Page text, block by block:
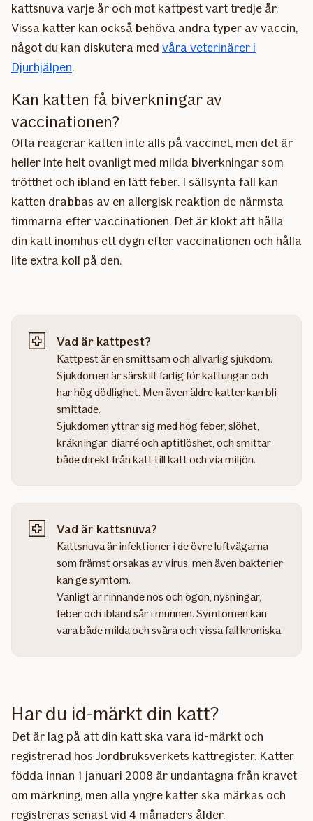
kattsnuva varje år och mot kattpest vart tredje år.
Vissa katter kan också behöva andra typer av vaccin,
något du kan diskutera med våra veterinärer i
Djurhjälpen.
Kan katten få biverkningar av
vaccinationen?
Ofta reagerar katten inte alls på vaccinet, men det är
heller inte helt ovanligt med milda biverkningar som
trötthet och ibland en lätt feber. I sällsynta fall kan
katten drabbas av en allergisk reaktion de närmsta
timmarna efter vaccinationen. Det är klokt att hålla
din katt inomhus ett dygn efter vaccinationen och hålla
lite extra koll på den.
Vad är kattpest?
Kattpest är en smittsam och allvarlig sjukdom.
Sjukdomen är särskilt farlig för kattungar och
har hög dödlighet. Men även äldre katter kan bli
smittade.
Sjukdomen yttrar sig med hög feber, slöhet,
kräkningar, diarré och aptitlöshet, och smittar
både direkt från katt till katt och via miljön.
Vad är kattsnuva?
Kattsnuva är infektioner i de övre luftvägarna
som främst orsakas av virus, men även bakterier
kan ge symtom.
Vanligt är rinnande nos och ögon, nysningar,
feber och ibland sår i munnen. Symtomen kan
vara både milda och svåra och vissa fall kroniska.
Har du id-märkt din katt?
Det är lag på att din katt ska vara id-märkt och
registrerad hos Jordbruksverkets kattregister. Katter
födda innan 1 januari 2008 är undantagna från kravet
om märkning, men alla yngre katter ska märkas och
registreras senast vid 4 månaders ålder.